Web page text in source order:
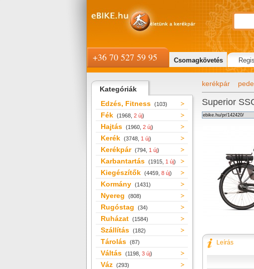
Kategóriák
Edzés, Fitness (103)
Fék (1968, 2 új)
Hajtás (1960, 2 új)
Kerék (3748, 1 új)
Kerékpár (794, 1 új)
Karbantartás (1915, 1 új)
Kiegészítők (4459, 8 új)
Kormány (1431)
Nyereg (808)
Rugóstag (34)
Ruházat (1584)
Szállítás (182)
Tárolás (87)
Váltás (1198, 3 új)
Váz (293)
kerékpár
Superior
Leírás
+36 70 527 59 95 Csomagkövetés